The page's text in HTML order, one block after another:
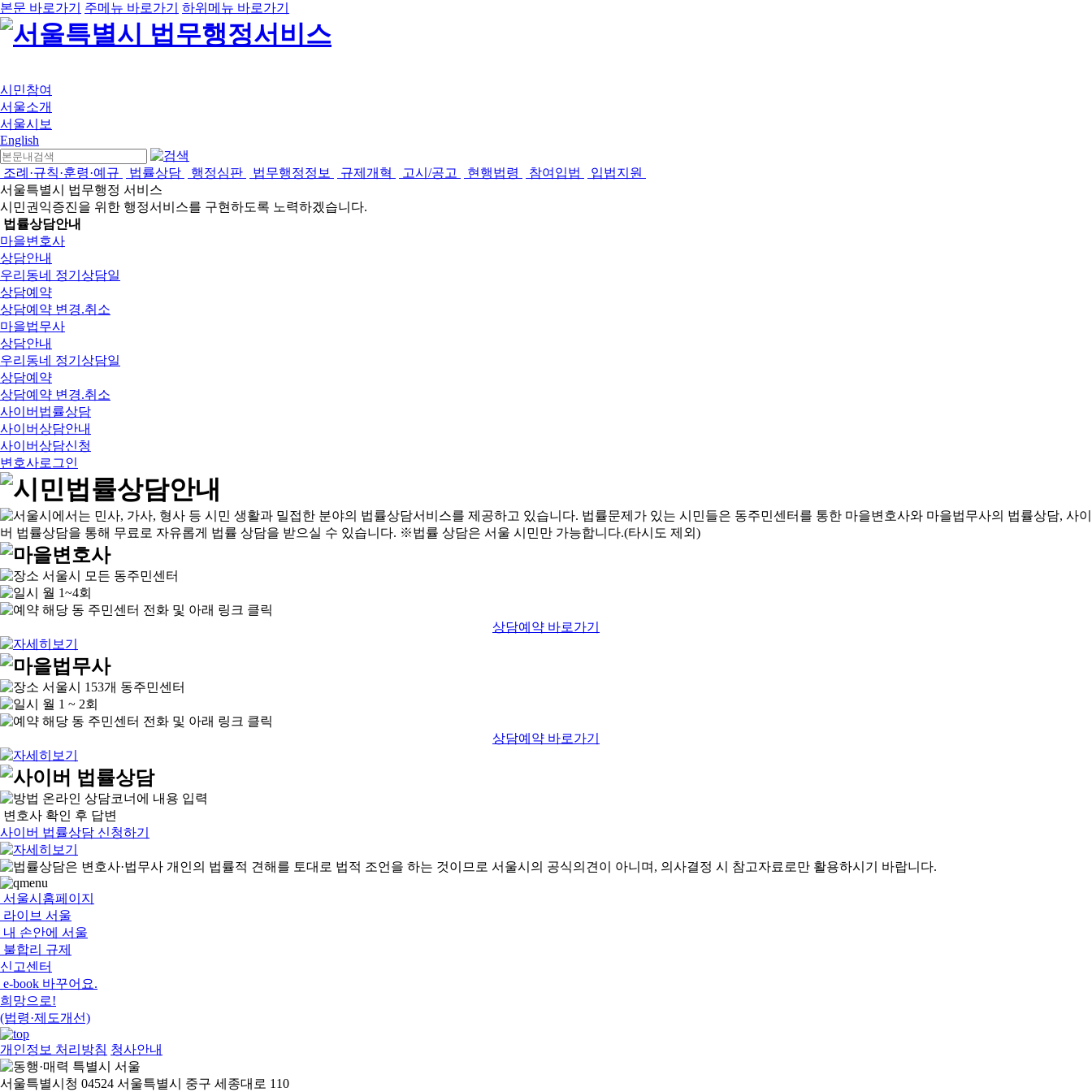
본문 바로가기 주메뉴 바로가기 하위메뉴 바로가기
시민참여
서울소개
서울시보
English
조례·규칙·훈령·예규 법률상담 행정심판 법무행정정보 규제개혁 고시/공고 현행법령 참여입법
입법지원
서울특별시 법무행정 서비스
시민권익증진을 위한 행정서비스를 구현하도록 노력하겠습니다.
법률상담안내
마을변호사
상담안내
우리동네 정기상담일
상담예약
상담예약 변경.취소
마을법무사
상담안내
우리동네 정기상담일
상담예약
상담예약 변경.취소
사이버법률상담
사이버상담안내
사이버상담신청
변호사로그인
서울시 모든 동주민센터
월 1~4회
해당 동 주민센터 전화 및 아래 링크 클릭
상담예약 바로가기
서울시 153개 동주민센터
월 1 ~ 2회
해당 동 주민센터 전화 및 아래 링크 클릭
상담예약 바로가기
온라인 상담코너에 내용 입력
변호사 확인 후 답변
사이버 법률상담 신청하기
서울시홈페이지
라이브 서울
내 손안에 서울
불합리 규제
신고센터
e-book 바꾸어요.
희망으로!
(법령·제도개선)
개인정보 처리방침 청사안내
서울특별시청 04524 서울특별시 중구 세종대로 110